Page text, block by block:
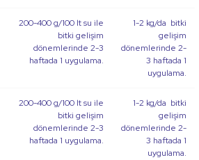
200-400 g/100 lt su ile
bitki gelişim
dönemlerinde 2-3
haftada 1 uygulama.
1-2 kg/da bitki
gelişim
dönemlerinde 2-
3 haftada 1
uygulama.
200-400 g/100 lt su ile
bitki gelişim
dönemlerinde 2-3
haftada 1 uygulama.
1-2 kg/da bitki
gelişim
dönemlerinde 2-
3 haftada 1
uygulama.